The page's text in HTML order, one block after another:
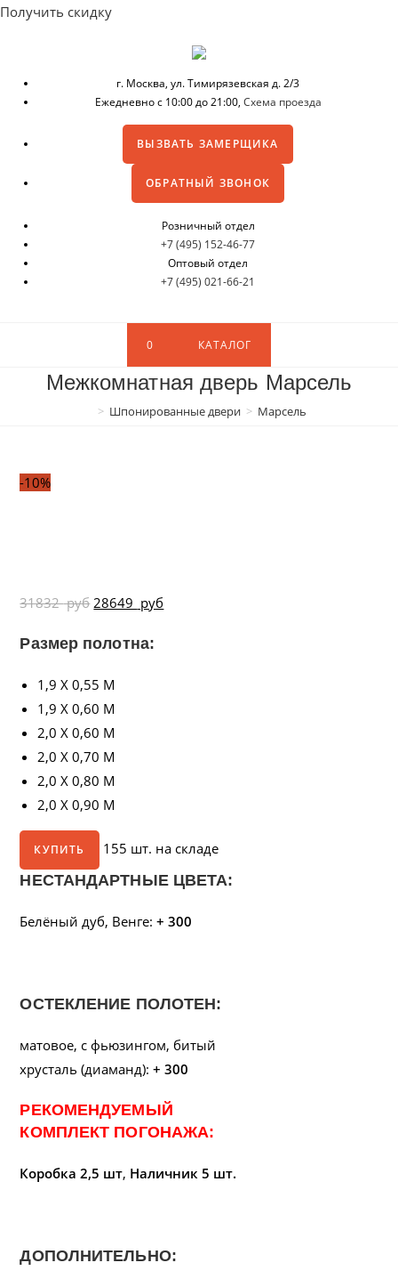
Получить скидку
г. Москва, ул. Тимирязевская д. 2/3
Ежедневно с 10:00 до 21:00, Схема проезда
ВЫЗВАТЬ ЗАМЕРЩИКА
ОБРАТНЫЙ ЗВОНОК
Розничный отдел
+7 (495) 152-46-77
Оптовый отдел
+7 (495) 021-66-21
0 КАТАЛОГ
Межкомнатная дверь Марсель
> Шпонированные двери > Марсель
-10%
31832руб 28649 руб
Размер полотна:
1,9 X 0,55 М
1,9 X 0,60 М
2,0 X 0,60 М
2,0 X 0,70 М
2,0 X 0,80 М
2,0 X 0,90 М
КУПИТЬ
155 шт. на складе
НЕСТАНДАРТНЫЕ ЦВЕТА:
Белёный дуб, Венге:+ 300
ОСТЕКЛЕНИЕ ПОЛОТЕН:
матовое, с фьюзингом, битый
хрусталь (диаманд):+ 300
РЕКОМЕНДУЕМЫЙ
КОМПЛЕКТ ПОГОНАЖА:
Коробка 2,5 шт, Наличник 5 шт.
ДОПОЛНИТЕЛЬНО: